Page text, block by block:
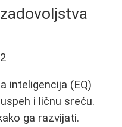
inteligencija (EQ)
i ličnu sreću.
ga razvijati.